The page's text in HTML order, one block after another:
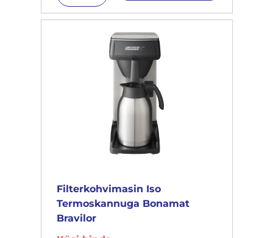
Filterkohvimasin Iso
Termoskannuga Bonamat
Bravilor